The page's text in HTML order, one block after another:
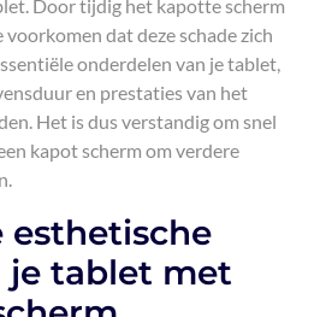
Door tijdig het kapotte scherm
dat deze schade zich
onderdelen van je tablet,
en prestaties van het
Het is dus verstandig om snel
kapot scherm om verdere
esthetische
je tablet met